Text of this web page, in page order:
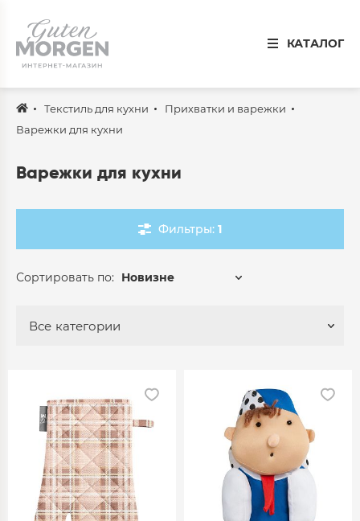
КАТАЛОГ
Иваново
8 800 100 34 50
Звонок по России бесплатный
Спальня
Столовая
Детская
Ванная
Готовые решения
Текстиль для кухни
Прихватки и варежки
Варежки для кухни
Варежки для кухни
Фильтры:1
Все категории
Сортировать по: Новизне